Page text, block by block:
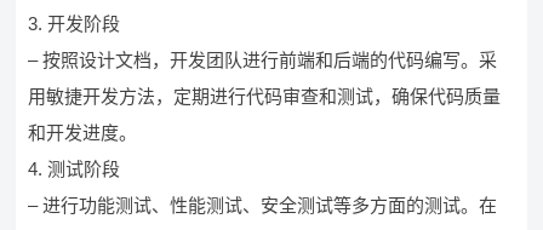
3. 开发阶段
– 按照设计文档，开发团队进行前端和后端的代码编写。采
用敏捷开发方法，定期进行代码审查和测试，确保代码质量
和开发进度。
4. 测试阶段
– 进行功能测试、性能测试、安全测试等多方面的测试。在